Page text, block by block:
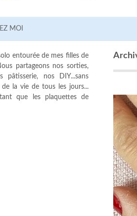
MOI
entourée de mes filles de
partageons nos sorties,
pâtisserie, nos DIY...sans
la vie de tous les jours...
que les plaquettes de